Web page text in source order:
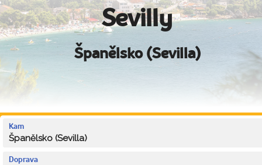
Sevilly
Španělsko (Sevilla)
Kam
Španělsko (Sevilla)
Doprava